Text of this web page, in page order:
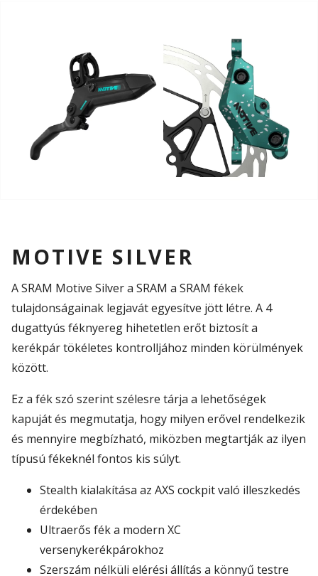
MOTIVE SILVER
A SRAM Motive Silver a SRAM a SRAM fékek
tulajdonságainak legjavát egyesítve jött létre. A 4
dugattyús féknyereg hihetetlen erőt biztosít a
kerékpár tökéletes kontrolljához minden körülmények
között.
Ez a fék szó szerint szélesre tárja a lehetőségek
kapuját és megmutatja, hogy milyen erővel rendelkezik
és mennyire megbízható, miközben megtartják az ilyen
típusú fékeknél fontos kis súlyt.
Stealth kialakítása az AXS cockpit való illeszkedés
érdekében
Ultraerős fék a modern XC
versenykerékpárokhoz
Szerszám nélküli elérési állítás a könnyű testre